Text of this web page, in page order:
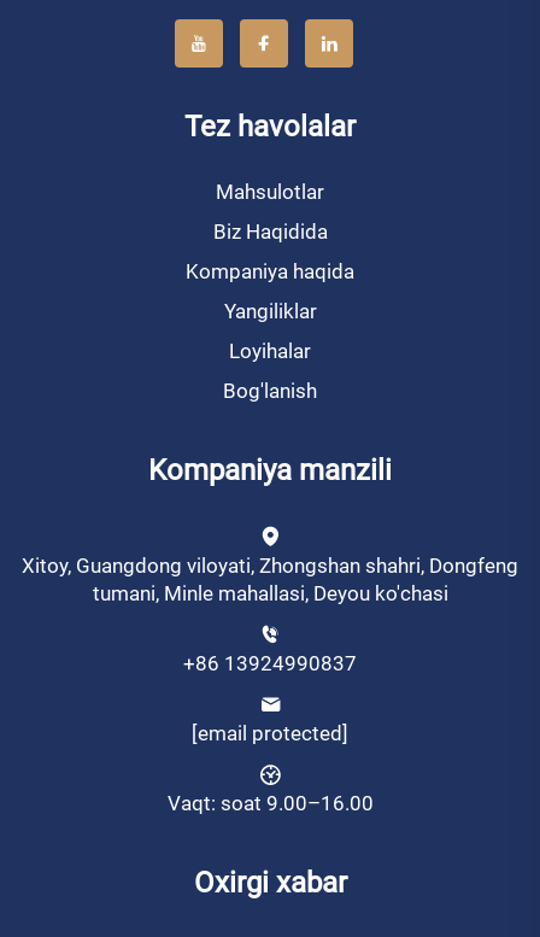
Tez havolalar
Mahsulotlar
Biz Haqidida
Kompaniya haqida
Yangiliklar
Loyihalar
Bog'lanish
Kompaniya manzili
Xitoy, Guangdong viloyati, Zhongshan shahri, Dongfeng
tumani, Minle mahallasi, Deyou ko'chasi
+86 13924990837
[email protected]
Vaqt: soat 9.00–16.00
Oxirgi xabar